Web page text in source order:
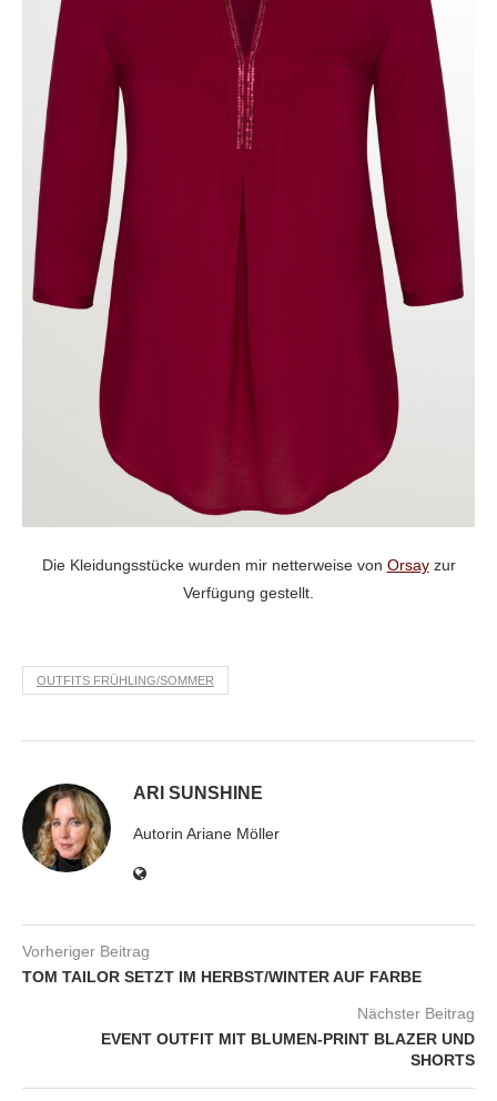
Die Kleidungsstücke wurden mir netterweise von Orsayzur
Verfügung gestellt.
OUTFITS FRÜHLING/SOMMER
ARI SUNSHINE
Autorin Ariane Möller
Vorheriger Beitrag
TOM TAILOR SETZT IM HERBST/WINTER AUF FARBE
Nächster Beitrag
EVENT OUTFIT MIT BLUMEN-PRINT BLAZER UND
SHORTS